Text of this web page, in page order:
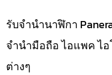
รับจำนำนาฬิกา
จำนำมือถือ ไอแพค ไ
ต่างๆ